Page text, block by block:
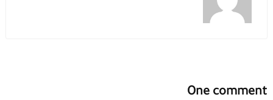
One comment